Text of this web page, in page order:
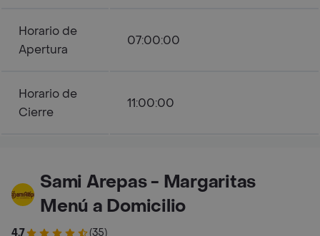
Horario de
Apertura
07:00:00
Horario de
Cierre
11:00:00
Sami Arepas - Margaritas
Menú a Domicilio
4.7 (35)